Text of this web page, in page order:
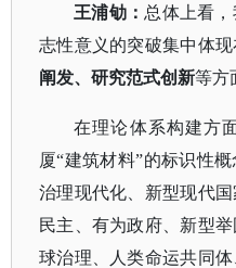
王浦劬： 总体上看
志性意义的突破集中体现
阐发、研究范式创新等方
在理论体系构建方
厦“建筑材料”的标识性
治理现代化、新型现代
民主、有为政府、新型
球治理、人类命运共同